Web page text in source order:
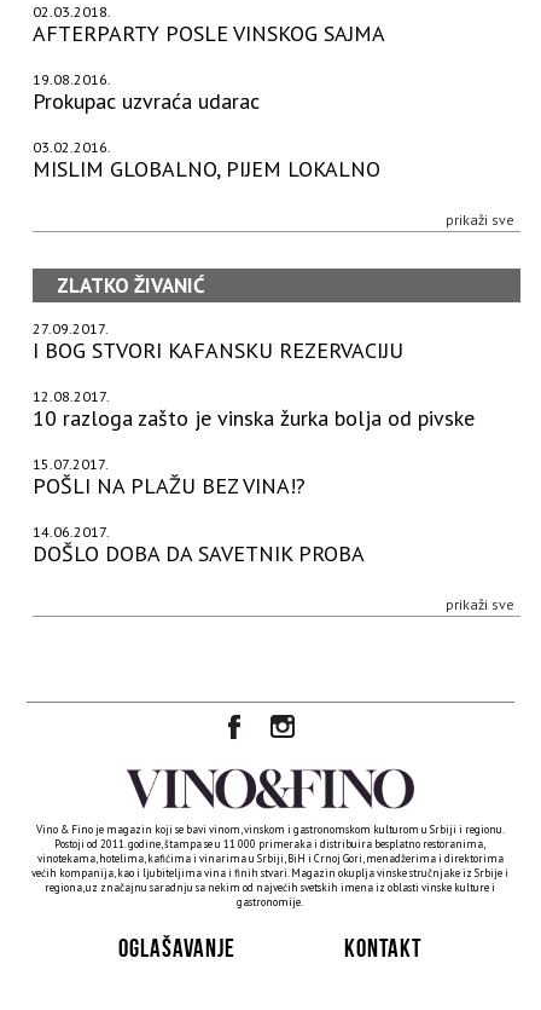
02.03.2018.
AFTERPARTY POSLE VINSKOG SAJMA
19.08.2016.
Prokupac uzvraća udarac
03.02.2016.
MISLIM GLOBALNO, PIJEM LOKALNO
prikaži sve
ZLATKO ŽIVANIĆ
27.09.2017.
I BOG STVORI KAFANSKU REZERVACIJU
12.08.2017.
10 razloga zašto je vinska žurka bolja od pivske
15.07.2017.
POŠLI NA PLAŽU BEZ VINA!?
14.06.2017.
DOŠLO DOBA DA SAVETNIK PROBA
prikaži sve
Vino & Fino je magazin koji se bavi vinom, vinskom i gastronomskom kulturom u Srbiji i regionu.
Postoji od 2011. godine, štampa se u 11 000 primeraka i distribuira besplatno restoranima,
vinotekama, hotelima, kafićima i vinarima u Srbiji, BiH i Crnoj Gori, menadžerima i direktorima
većih kompanija, kao i ljubiteljima vina i finih stvari. Magazin okuplja vinske stručnjake iz Srbije i
regiona, uz značajnu saradnju sa nekim od najvećih svetskih imena iz oblasti vinske kulture i
gastronomije.
OGLAŠAVANJE KONTAKT